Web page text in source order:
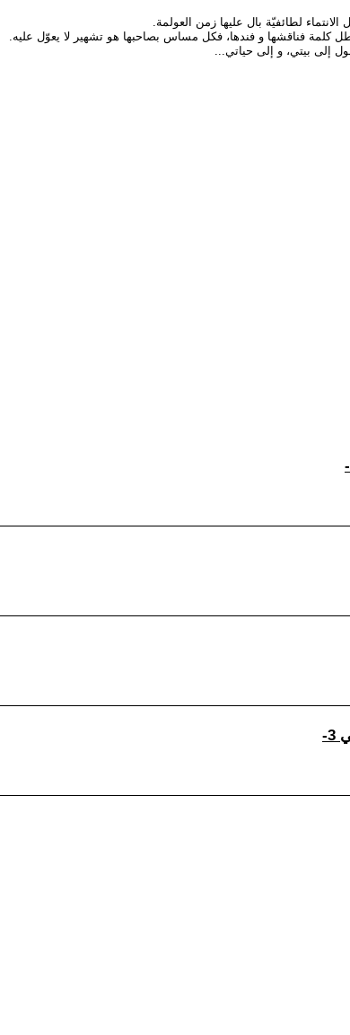
لطائفيّة بال عليها زمن العولمة.
كلمة فناقشها و فندها، فكل مساس بصاحبها هو تشهير لا يعوّل عليه.
إلى بيتي، و إلى حياتي...